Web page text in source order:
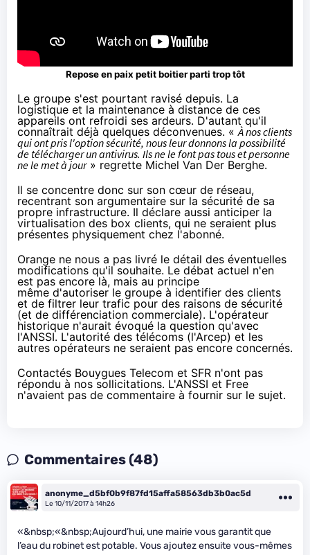
Repose en paix petit boitier parti trop tôt
Le groupe s'est pourtant ravisé depuis. La
logistique et la maintenance à distance de ces
appareils ont refroidi ses ardeurs. D'autant qu'il
connaîtrait déjà quelques déconvenues. «À nos clients
qui ont pris l'option sécurité, nous leur donnons la possibilité
de télécharger un antivirus. Ils ne le font pas tous et personne
ne le met à jour» regrette Michel Van Der Berghe.
Il se concentre donc sur son cœur de réseau,
recentrant son argumentaire sur la sécurité de sa
propre infrastructure. Il déclare aussi anticiper la
virtualisation des box clients, qui ne seraient plus
présentes physiquement chez l'abonné.
Orange ne nous a pas livré le détail des éventuelles
modifications qu'il souhaite. Le débat actuel n'en
est pas encore là, mais au principe
même d'autoriser le groupe à identifier des clients
et de filtrer leur trafic pour des raisons de sécurité
(et de différenciation commerciale). L'opérateur
historique n'aurait évoqué la question qu'avec
l'ANSSI. L'autorité des télécoms (l'Arcep) et les
autres opérateurs ne seraient pas encore concernés.
Contactés Bouygues Telecom et SFR n'ont pas
répondu à nos sollicitations. L'ANSSI et Free
n'avaient pas de commentaire à fournir sur le sujet.
Commentaires (48)
anonyme_d5bf0b9f87fd15affa58563db3b0ac5d
Le 10/11/2017 à 14h26
«&nbsp;«&nbsp;Aujourd’hui, une mairie vous garantit que
l’eau du robinet est potable. Vous ajoutez ensuite vous-mêmes